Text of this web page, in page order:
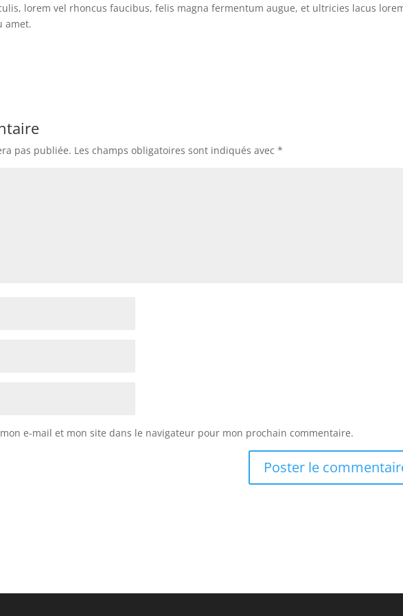
lorem vel rhoncus faucibus, felis magna fermentum augue, et ultricies lacus
amet.
pas publiée. Les champs obligatoires sont indiqués avec*
e-mail et mon site dans le navigateur pour mon prochain commentaire.